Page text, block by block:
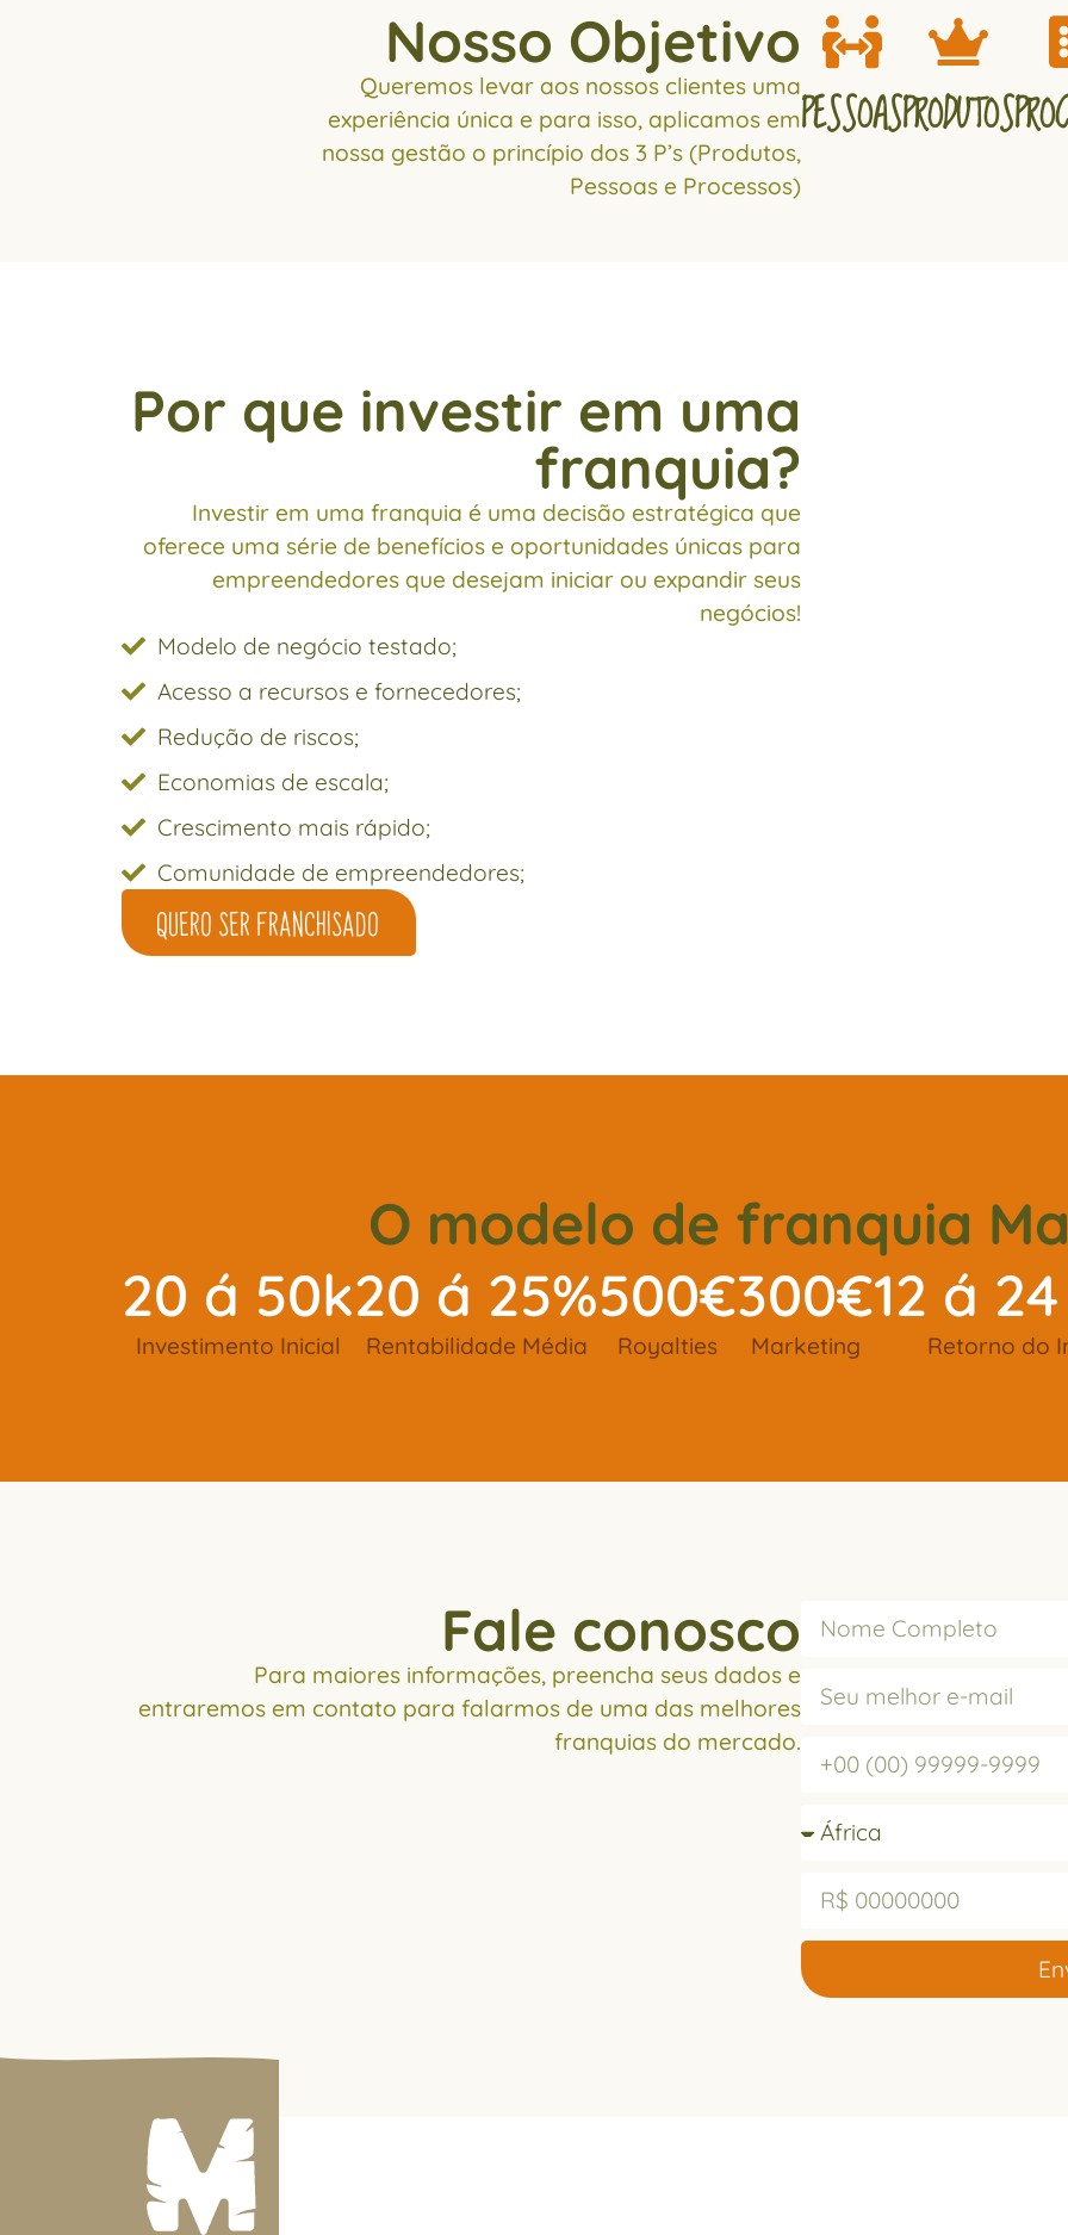
Nosso Objetivo
Queremos levar aos nossos clientes uma
experiência única e para isso, aplicamos em
nossa gestão o princípio dos 3 P’s (Produtos,
Pessoas e Processos)
PESSOASPRODUTOS
Por que investir em uma
franquia?
Investir em uma franquia é uma decisão estratégica que
oferece uma série de benefícios e oportunidades únicas para
empreendedores que desejam iniciar ou expandir seus
negócios!
Modelo de negócio testado;
Acesso a recursos e fornecedores;
Redução de riscos;
Economias de escala;
Crescimento mais rápido;
Comunidade de empreendedores;
Quero ser Franchisado
O modelo de franquia
20 á 50k
Investimento Inicial
20 á 25%
Rentabilidade Média
500€
Royalties
300€
Marketing
12 á
Retorno do
Fale conosco
Para maiores informações, preencha seus dados e
entraremos em contato para falarmos de uma das melhores
franquias do mercado.